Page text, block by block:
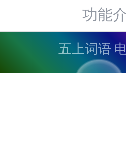
功能
五上词语